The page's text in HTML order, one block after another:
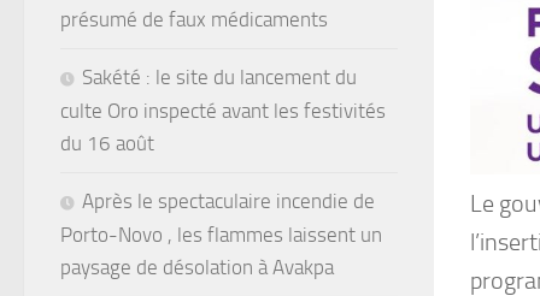
Le
présumé de faux médicaments
Sakété : le site du lancement du
culte Oro inspecté avant les festivités
du 16 août
Après le spectaculaire incendie de
Porto-Novo , les flammes laissent un
paysage de désolation à Avakpa